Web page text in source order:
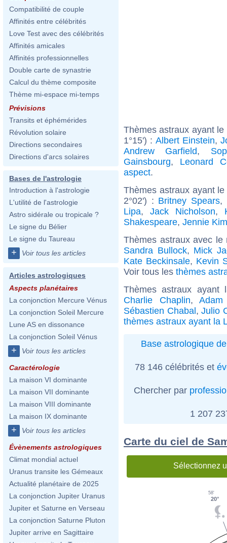
Compatibilité de couple
Affinités entre célébrités
Love Test avec des célébrités
Affinités amicales
Affinités professionnelles
Double carte de synastrie
Calcul du thème composite
Thème mi-espace mi-temps
Prévisions
Transits et éphémérides
Révolution solaire
Directions secondaires
Directions d'arcs solaires
Bases de l'astrologie
Introduction à l'astrologie
L'utilité de l'astrologie
Astro sidérale ou tropicale ?
Le signe du Bélier
Le signe du Taureau
+ Voir tous les articles
Articles astrologiques
Aspects planétaires
La conjonction Mercure Vénus
La conjonction Soleil Mercure
Lune AS en dissonance
La conjonction Soleil Vénus
+ Voir tous les articles
Caractérologie
La maison VI dominante
La maison VII dominante
La maison VIII dominante
La maison IX dominante
+ Voir tous les articles
Évènements astrologiques
Climat mondial actuel
Uranus transite les Gémeaux
Actualité planétaire de 2025
La conjonction Jupiter Uranus
Jupiter et Saturne en Verseau
La conjonction Saturne Pluton
Jupiter arrive en Sagittaire
Thèmes astraux ayant
1°15') : Albert Einstein,
Andrew Garfield,
Gainsbourg, Leonard
aspect.
Thèmes astraux ayant
2°02') : Britney Spears,
Lipa,Jack Nicholson,
Shakespeare, Jennie Kim
Thèmes astraux avec
Sandra Bullock, Mick
Kate Beckinsale, Kevin
Voir tous les thèmes
Thèmes astraux
Charlie Chaplin,
Sébastien Chabal,Julio
thèmes astraux ayant la
Base astrologique
78 146 célébrités et
Chercher par
1 207
Carte du ciel de
Sélectionnez
20°
58'